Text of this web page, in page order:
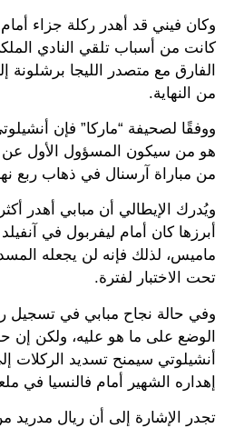
وكان فيني قد أهدر ركلة جزاء
من النهاية.
ووفقًا لصحيفة “ماركا” فإن
هو من سيكون المسؤول الأول عن
من مباراة آرسنال في ذهاب ربع
ويُدرك الإيطالي أن مبابي أهدر
أبرزها كان أمام ليفربول في
ماميس، لذلك فإنه لن يجعله
تحت الاختبار لفترة.
وفي حالة نجاح مبابي في تسجيل
الوضع على ما هو عليه، ولكن
أنشيلوتي سيمنح تسديد الركلات
إهداره الشهير أمام فالنسيا في
تجدر الإشارة إلى أن ريال مدريد